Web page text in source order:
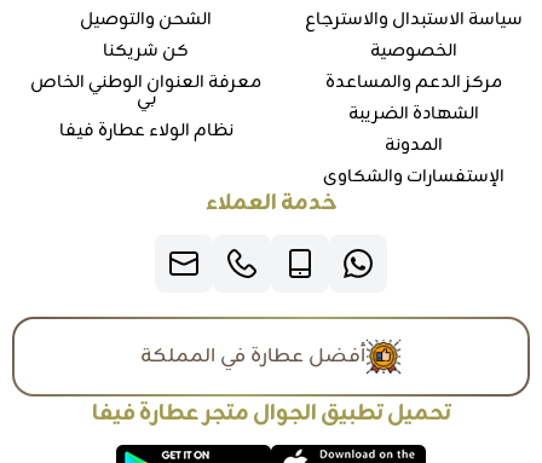
سياسة الاستبدال والاسترجاع
الخصوصية
مركز الدعم والمساعدة
الشهادة الضريبة
المدونة
الإستفسارات والشكاوي
الشحن والتوصيل
كن شريكنا
معرفة العنوان الوطني الخاص
بي
نظام الولاء عطارة فيفا
خدمة العملاء
أفضل عطارة في المملكة
تحميل تطبيق الجوال متجر عطارة فيفا